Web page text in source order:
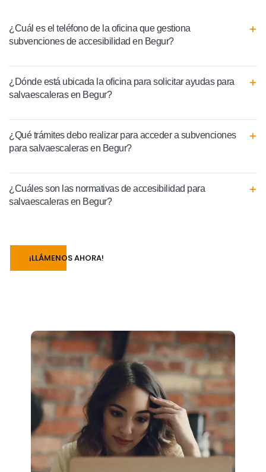
¿Cuál es el teléfono de la oficina que gestiona
subvenciones de accesibilidad en Begur?
¿Dónde está ubicada la oficina para solicitar ayudas para
salvaescaleras en Begur?
¿Qué trámites debo realizar para acceder a subvenciones
para salvaescaleras en Begur?
¿Cuáles son las normativas de accesibilidad para
salvaescaleras en Begur?
¡LLÁMENOS AHORA!